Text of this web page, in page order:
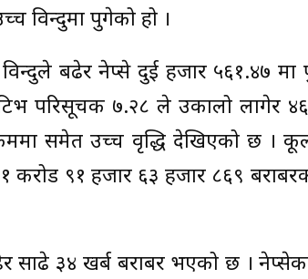
विन्दुमा पुगेको हो ।
बढेर नेप्से दुई हजार ५६१.४७ मा
परिसूचक ७.२८ ले उकालो लागेर
समेत उच्च वृद्धि देखिएको छ ।
करोड ९१ हजार ६३ हजार ८६९
३४ खर्ब बराबर भएको छ ।